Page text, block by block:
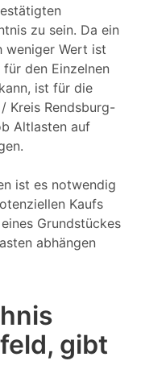
zu sein. Da ein
weniger Wert ist
den Einzelnen
ist für die
Kreis Rendsburg-
Altlasten auf
ist es notwendig
Kaufs
Grundstückes
abhängen
gibt